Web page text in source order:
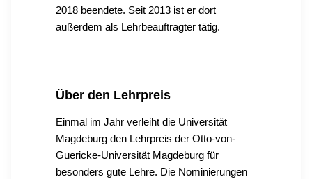
2018 beendete. Seit 2013 ist er dort
außerdem als Lehrbeauftragter tätig.
Über den Lehrpreis
Einmal im Jahr verleiht die Universität
Magdeburg den Lehrpreis der Otto-von-
Guericke-Universität Magdeburg für
besonders gute Lehre. Die Nominierungen